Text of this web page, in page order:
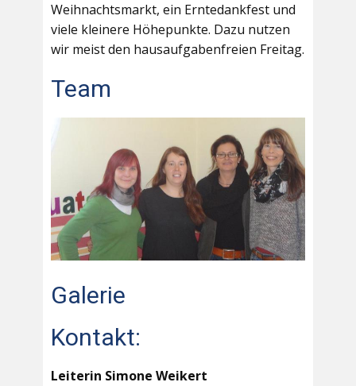
Weihnachtsmarkt, ein Erntedankfest und
viele kleinere Höhepunkte. Dazu nutzen
wir meist den hausaufgabenfreien Freitag.
Team
Galerie
Kontakt:
Leiterin Simone Weikert